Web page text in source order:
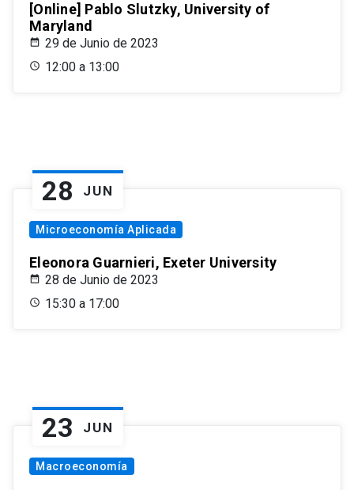
[Online] Pablo Slutzky, University of
Maryland
29 de Junio de 2023
12:00 a 13:00
28 JUN
Microeconomía Aplicada
Eleonora Guarnieri, Exeter University
28 de Junio de 2023
15:30 a 17:00
23 JUN
Macroeconomía